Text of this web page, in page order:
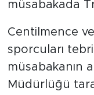
müsabakada
Centilmence
sporcuları
müsabakanın
Müdürlüğü